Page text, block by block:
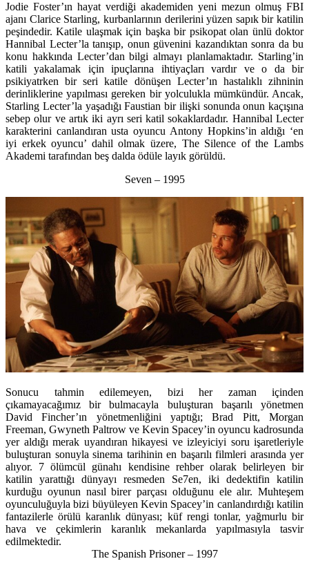
Jodie Foster’ın hayat verdiği akademiden yeni mezun olmuş FBI
ajanı Clarice Starling, kurbanlarının derilerini yüzen sapık bir katilin
peşindedir. Katile ulaşmak için başka bir psikopat olan ünlü doktor
Hannibal Lecter’la tanışıp, onun güvenini kazandıktan sonra da bu
konu hakkında Lecter’dan bilgi almayı planlamaktadır. Starling’in
katili yakalamak için ipuçlarına ihtiyaçları vardır ve o da bir
psikiyatrken bir seri katile dönüşen Lecter’ın hastalıklı zihninin
derinliklerine yapılması gereken bir yolculukla mümkündür. Ancak,
Starling Lecter’la yaşadığı Faustian bir ilişki sonunda onun kaçışına
sebep olur ve artık iki ayrı seri katil sokaklardadır. Hannibal Lecter
karakterini canlandıran usta oyuncu Antony Hopkins’in aldığı ‘en
iyi erkek oyuncu’ dahil olmak üzere, The Silence of the Lambs
Akademi tarafından beş dalda ödüle layık görüldü.
Seven – 1995
Sonucu tahmin edilemeyen, bizi her zaman içinden
çıkamayacağımız bir bulmacayla buluşturan başarılı yönetmen
David Fincher’ın yönetmenliğini yaptığı; Brad Pitt, Morgan
Freeman, Gwyneth Paltrow ve Kevin Spacey’in oyuncu kadrosunda
yer aldığı merak uyandıran hikayesi ve izleyiciyi soru işaretleriyle
buluşturan sonuyla sinema tarihinin en başarılı filmleri arasında yer
alıyor. 7 ölümcül günahı kendisine rehber olarak belirleyen bir
katilin yarattığı dünyayı resmeden Se7en, iki dedektifin katilin
kurduğu oyunun nasıl birer parçası olduğunu ele alır. Muhteşem
oyunculuğuyla bizi büyüleyen Kevin Spacey’in canlandırdığı katilin
fantazilerle örülü karanlık dünyası; küf rengi tonlar, yağmurlu bir
hava ve çekimlerin karanlık mekanlarda yapılmasıyla tasvir
edilmektedir.
The Spanish Prisoner – 1997